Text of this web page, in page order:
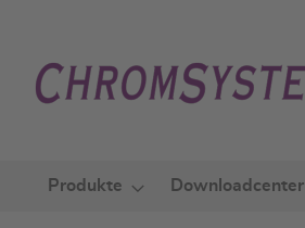
springen
Produkte Downloadcenter